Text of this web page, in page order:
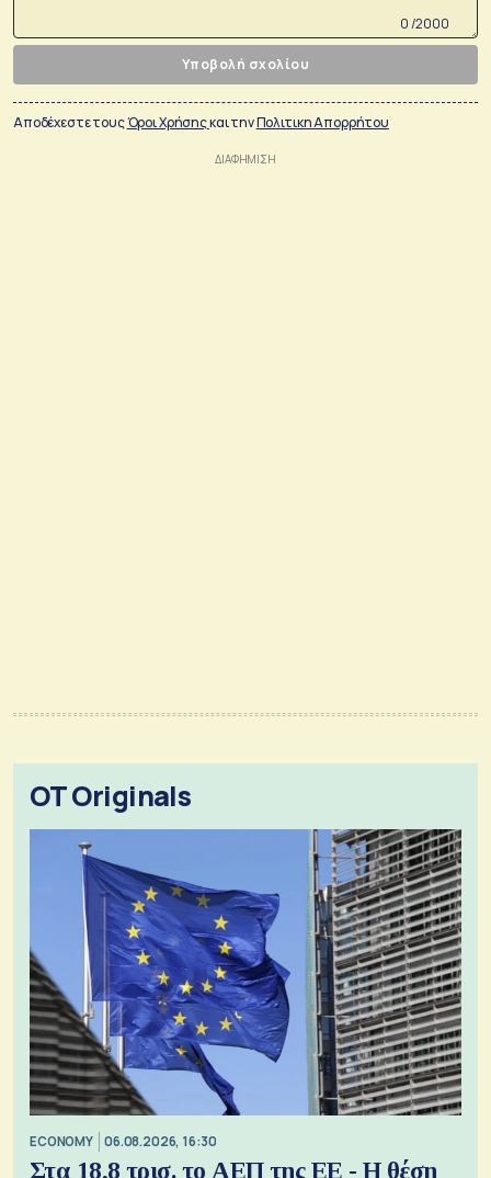
0 /2000
Υποβολή σχολίου
Αποδέχεστε τουςΌροι Χρήσηςκαι τηνΠολιτικη Απορρήτου
OT Originals
ECONOMY 06.08.2026, 16:30
Στα 18,8 τρισ. το ΑΕΠ της ΕΕ - Η θέση